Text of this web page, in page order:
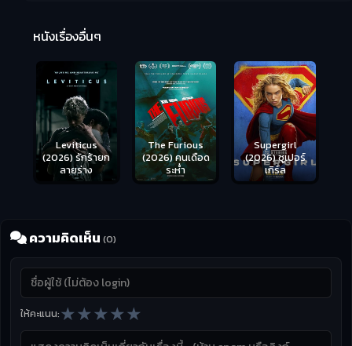
หนังเรื่องอื่นๆ
Leviticus
(2026) รักร้ายก
ลายร่าง
The Furious
(2026) คนเดือด
ระห่ำ
Supergirl
(2026) ซูเปอร์
เกิร์ล
ความคิดเห็น (0)
ให้คะแนน:★★★★★